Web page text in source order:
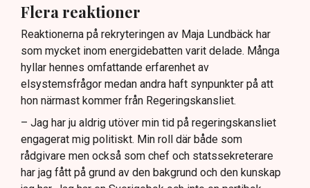
Flera reaktioner
Reaktionerna på rekryteringen av Maja Lundbäck har
som mycket inom energidebatten varit delade. Många
hyllar hennes omfattande erfarenhet av
elsystemsfrågor medan andra haft synpunkter på att
hon närmast kommer från Regeringskansliet.
– Jag har ju aldrig utöver min tid på regeringskansliet
engagerat mig politiskt. Min roll där både som
rådgivare men också som chef och statssekreterare
har jag fått på grund av den bakgrund och den kunskap